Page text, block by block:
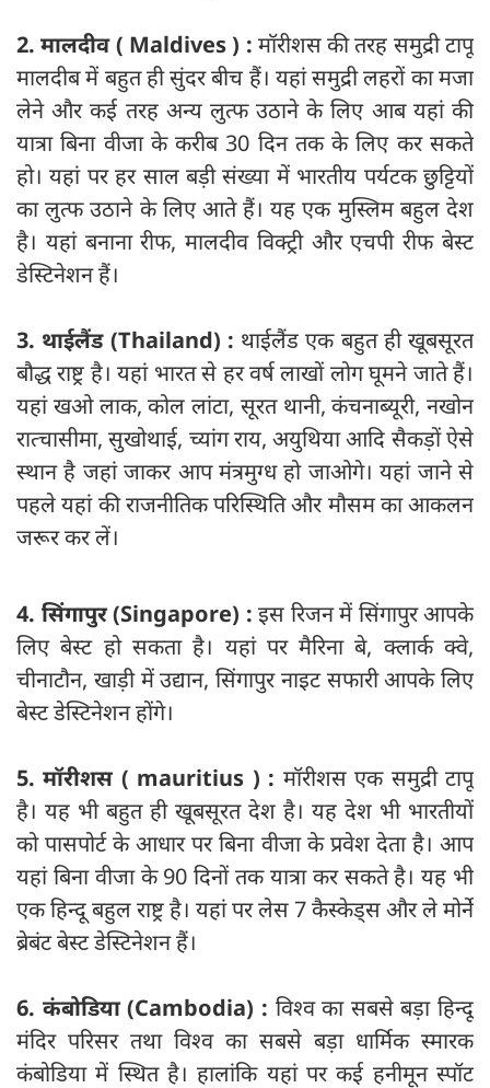
2. मालदीव ( Maldives ) : मॉरीशस की तरह समुद्री टापू
मालदीब में बहुत ही सुंदर बीच हैं। यहां समुद्री लहरों का मजा
लेने और कई तरह अन्य लुत्फ उठाने के लिए आब यहां की
यात्रा बिना वीजा के करीब 30 दिन तक के लिए कर सकते
हो। यहां पर हर साल बड़ी संख्या में भारतीय पर्यटक छुट्टियों
का लुत्फ उठाने के लिए आते हैं। यह एक मुस्लिम बहुल देश
है। यहां बनाना रीफ, मालदीव विक्ट्री और एचपी रीफ बेस्ट
डेस्टिनेशन हैं।
3. थाईलैंड (Thailand) : थाईलैंड एक बहुत ही खूबसूरत
बौद्ध राष्ट्र है। यहां भारत से हर वर्ष लाखों लोग घूमने जाते हैं।
यहां खओ लाक, कोल लांटा, सूरत थानी, कंचनाब्यूरी, नखोन
रात्चासीमा, सुखोथाई, च्यांग राय, अयुथिया आदि सैकड़ों ऐसे
स्थान है जहां जाकर आप मंत्रमुग्ध हो जाओगे। यहां जाने से
पहले यहां की राजनीतिक परिस्थिति और मौसम का आकलन
जरूर कर लें।
4. सिंगापुर (Singapore) : इस रिजन में सिंगापुर आपके
लिए बेस्ट हो सकता है। यहां पर मैरिना बे, क्लार्क क्वे,
चीनाटौन, खाड़ी में उद्यान, सिंगापुर नाइट सफारी आपके लिए
बेस्ट डेस्टिनेशन होंगे।
5. मॉरीशस ( mauritius ) : मॉरीशस एक समुद्री टापू
है। यह भी बहुत ही खूबसूरत देश है। यह देश भी भारतीयों
को पासपोर्ट के आधार पर बिना वीजा के प्रवेश देता है। आप
यहां बिना वीजा के 90 दिनों तक यात्रा कर सकते है। यह भी
एक हिन्दू बहुल राष्ट्र है। यहां पर लेस 7 कैस्केड्स और ले मोर्ने
ब्रेबंट बेस्ट डेस्टिनेशन हैं।
6. कंबोडिया (Cambodia) : विश्व का सबसे बड़ा हिन्दू
मंदिर परिसर तथा विश्व का सबसे बड़ा धार्मिक स्मारक
कंबोडिया में स्थित है। हालांकि यहां पर कई हनीमून स्पॉट